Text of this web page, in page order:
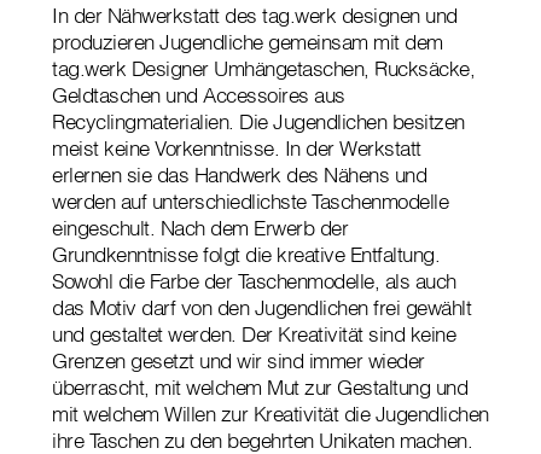
In der Nähwerkstatt des tag.werk designen und
produzieren Jugendliche gemeinsam mit dem
tag.werk Designer Umhängetaschen, Rucksäcke,
Geldtaschen und Accessoires aus
Recyclingmaterialien. Die Jugendlichen besitzen
meist keine Vorkenntnisse. In der Werkstatt
erlernen sie das Handwerk des Nähens und
werden auf unterschiedlichste Taschenmodelle
eingeschult. Nach dem Erwerb der
Grundkenntnisse folgt die kreative Entfaltung.
Sowohl die Farbe der Taschenmodelle, als auch
das Motiv darf von den Jugendlichen frei gewählt
und gestaltet werden. Der Kreativität sind keine
Grenzen gesetzt und wir sind immer wieder
überrascht, mit welchem Mut zur Gestaltung und
mit welchem Willen zur Kreativität die Jugendlichen
ihre Taschen zu den begehrten Unikaten machen.